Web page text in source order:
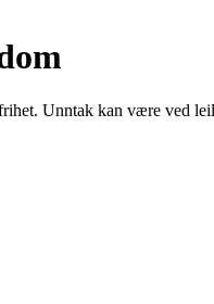
Unntak kan være ved